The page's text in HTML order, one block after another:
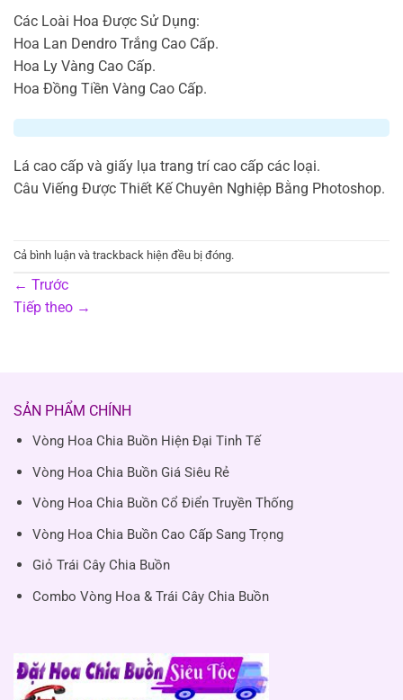
Các Loài Hoa Được Sử Dụng:
Hoa Lan Dendro Trắng Cao Cấp.
Hoa Ly Vàng Cao Cấp.
Hoa Đồng Tiền Vàng Cao Cấp.
Lá cao cấp và giấy lụa trang trí cao cấp các loại.
Câu Viếng Được Thiết Kế Chuyên Nghiệp Bằng Photoshop.
Cả bình luận và trackback hiện đều bị đóng.
← Trước
Tiếp theo →
SẢN PHẨM CHÍNH
Vòng Hoa Chia Buồn Hiện Đại Tinh Tế
Vòng Hoa Chia Buồn Giá Siêu Rẻ
Vòng Hoa Chia Buồn Cổ Điển Truyền Thống
Vòng Hoa Chia Buồn Cao Cấp Sang Trọng
Giỏ Trái Cây Chia Buồn
Combo Vòng Hoa & Trái Cây Chia Buồn